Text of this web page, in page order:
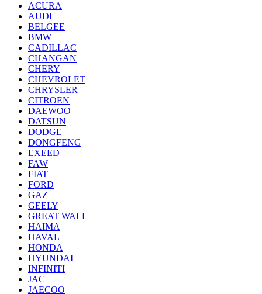
ACURA
AUDI
BELGEE
BMW
CADILLAC
CHANGAN
CHERY
CHEVROLET
CHRYSLER
CITROEN
DAEWOO
DATSUN
DODGE
DONGFENG
EXEED
FAW
FIAT
FORD
GAZ
GEELY
GREAT WALL
HAIMA
HAVAL
HONDA
HYUNDAI
INFINITI
JAC
JAECOO